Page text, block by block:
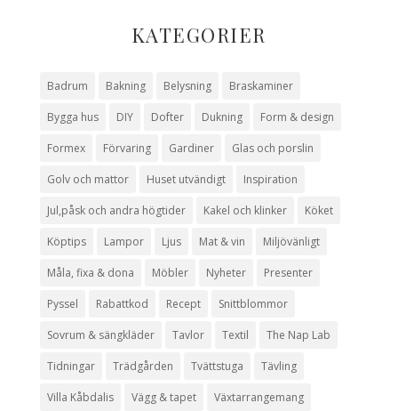
KATEGORIER
Badrum Bakning Belysning Braskaminer
Bygga hus DIY Dofter Dukning Form & design
Formex Förvaring Gardiner Glas och porslin
Golv och mattor Huset utvändigt Inspiration
Jul,påsk och andra högtider Kakel och klinker Köket
Köptips Lampor Ljus Mat & vin Miljövänligt
Måla, fixa & dona Möbler Nyheter Presenter
Pyssel Rabattkod Recept Snittblommor
Sovrum & sängkläder Tavlor Textil The Nap Lab
Tidningar Trädgården Tvättstuga Tävling
Villa Kåbdalis Vägg & tapet Växtarrangemang